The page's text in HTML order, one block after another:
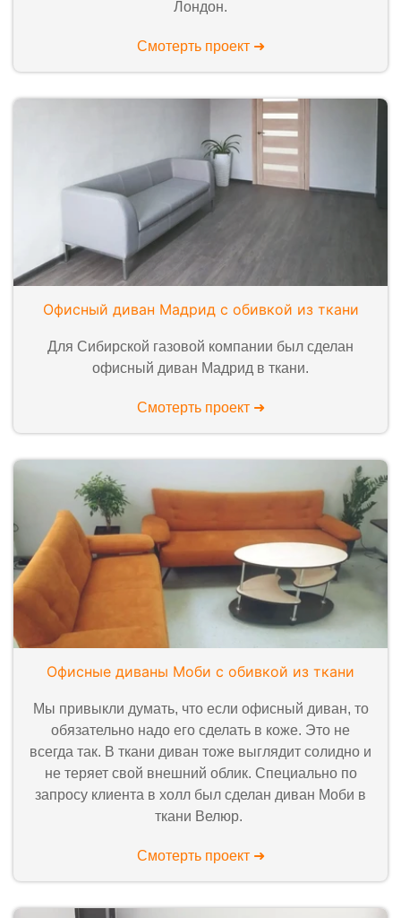
Лондон.
Смотерть проект ➜
Офисный диван Мадрид с обивкой из ткани
Для Сибирской газовой компании был сделан
офисный диван Мадрид в ткани.
Смотерть проект ➜
Офисные диваны Моби с обивкой из ткани
Мы привыкли думать, что если офисный диван, то
обязательно надо его сделать в коже. Это не
всегда так. В ткани диван тоже выглядит солидно и
не теряет свой внешний облик. Специально по
запросу клиента в холл был сделан диван Моби в
ткани Велюр.
Смотерть проект ➜